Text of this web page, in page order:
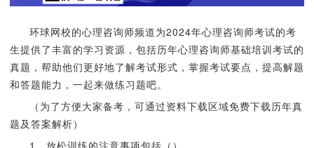
环球网校的心理咨询师频道为2024年心理咨询师考试的考
生提供了丰富的学习资源，包括历年心理咨询师基础培训考试的
真题，帮助他们更好地了解考试形式，掌握考试要点，提高解题
和答题能力，一起来做练习题吧。
（为了方便大家备考，可通过资料下载区域免费下载历年真
题及答案解析）
1、放松训练的注意事项包括（）